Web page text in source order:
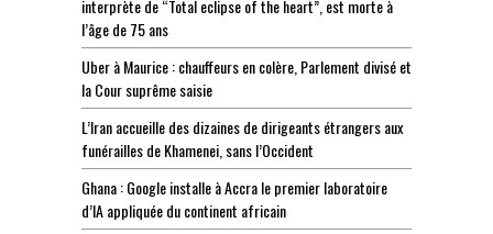
interprète de “Total eclipse of the heart”, est morte à
l’âge de 75 ans
Uber à Maurice : chauffeurs en colère, Parlement divisé et
la Cour suprême saisie
L’Iran accueille des dizaines de dirigeants étrangers aux
funérailles de Khamenei, sans l’Occident
Ghana : Google installe à Accra le premier laboratoire
d’IA appliquée du continent africain